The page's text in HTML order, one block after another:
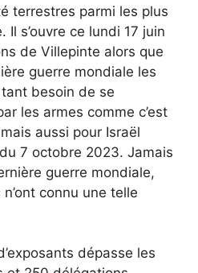
terrestres parmi les plus
s’ouvre ce lundi 17 juin
de Villepinte alors que
guerre mondiale les
besoin de se
les armes comme c’est
aussi pour Israël
7 octobre 2023. Jamais
guerre mondiale,
connu une telle
dépasse les